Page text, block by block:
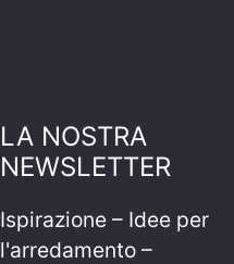
LA NOSTRA
NEWSLETTER
Ispirazione – Idee per
l'arredamento –